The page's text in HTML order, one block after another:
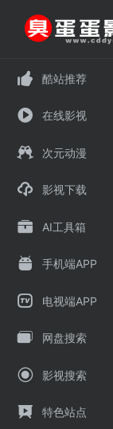
酷站推荐
在线影视
次元动漫
影视下载
AI工具箱
手机端APP
电视端APP
网盘搜索
影视搜索
特色站点